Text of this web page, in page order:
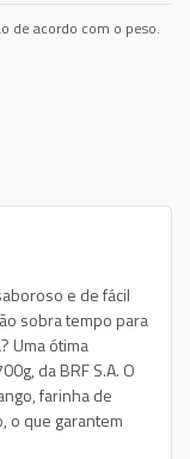
de acordo com o peso.
e de fácil
sobra tempo para
Uma ótima
da BRF S.A. O
farinha de
o que garantem